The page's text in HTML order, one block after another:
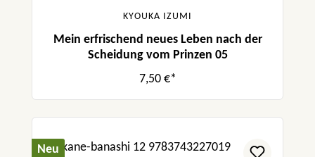
KYOUKA IZUMI
Mein erfrischend neues Leben nach der
Scheidung vom Prinzen 05
7,50 €*
Neu